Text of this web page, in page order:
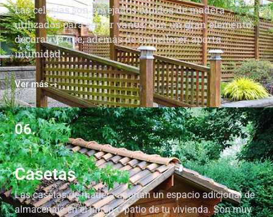
Las celosías son enrejados tupidos de madera
utilizados para cerrar vanos. Son un gran elemento
decorativo que, además de embellecer, aporta
intimidad.
Ver más
06.
Casetas
Las casetas de madera aportan un espacio adicional de
almacenaje en el jardín o patio de tu vivienda. Son muy